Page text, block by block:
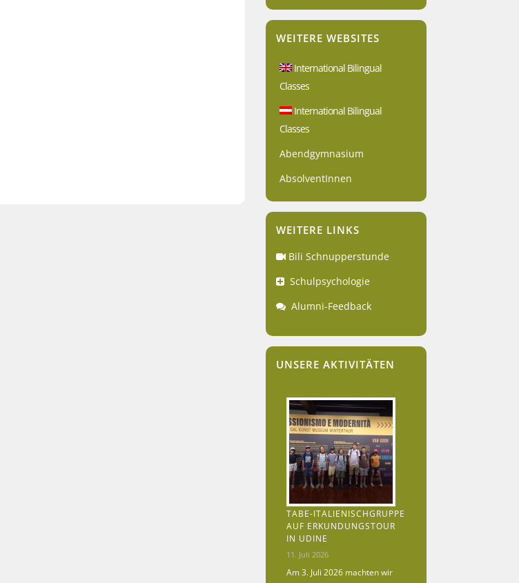
WEITERE WEBSITES
International Bilingual
Classes
International Bilingual
Classes
Abendgymnasium
AbsolventInnen
WEITERE LINKS
Bili Schnupperstunde
Schulpsychologie
Alumni-Feedback
UNSERE AKTIVITÄTEN
TABE-ITALIENISCHGRUPPE
AUF ERKUNDUNGSTOUR
IN UDINE
11. Juli 2026
Am 3. Juli 2026 machten wir